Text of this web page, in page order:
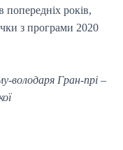
попередніх років,
з програми 2020
володаря Гран-прі –